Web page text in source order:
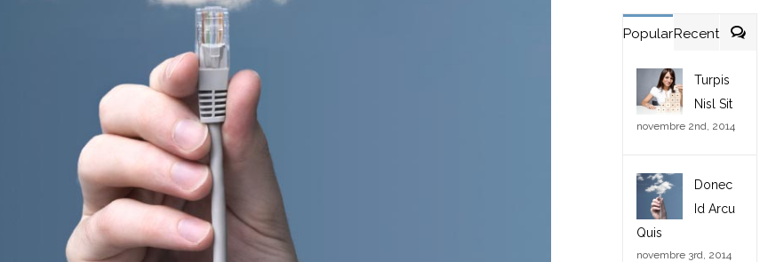
PopularRecent
Turpis
Nisl Sit
novembre 2nd, 2014
Donec
Id Arcu
Quis
novembre 3rd, 2014